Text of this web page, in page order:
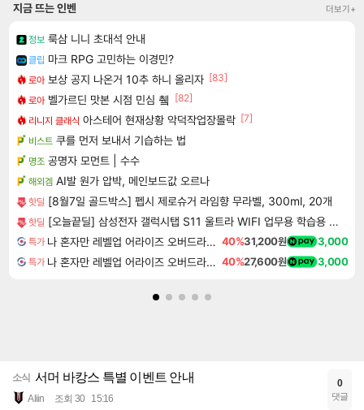
지금 뜨는 인벤 더보기+
정보 룩삼 니니 초대석 안내
클립 마크 RPG 고민하는 이경민?
로아 보상 공지 나온거 10추 하니 올리자 [83]
로아 벨가르딘 맛본 시점 민심 췤
[82]
리니지 클래식 아스테어 현재상황 악덕작업장몰락 [7]
비스트 쿠를 먼저 보내서 기습하는 법
명조 공명자 모먼트 | 수수
해외겜 AI발 원가 압박, 메인보드값 오르나
핫딜 [8월7일 골드박스] 펩시 제로슈거 라임향 무라벨, 300ml, 20개
핫딜 [오늘끝딜] 삼성전자 갤럭시탭 S11 울트라 WIFI 업무용 학습용 SM-X930
특가 나 혼자만 레벨업 어라이즈 오버드라이브 디럭스 에디션 Solo Leveling Arise Overdrive Deluxe Edition 40%31,200원 3,000
특가 나 혼자만 레벨업 어라이즈 오버드라이브 Solo Leveling Arise 40%27,600원 3,000
소식 서머 바캉스 특별 이벤트 안내
Aliin 조회 30 15:16
0
댓글